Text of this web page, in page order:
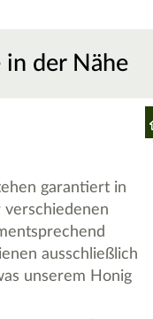
der Nähe
garantiert in
verschiedenen
ausschließlich
unserem Honig